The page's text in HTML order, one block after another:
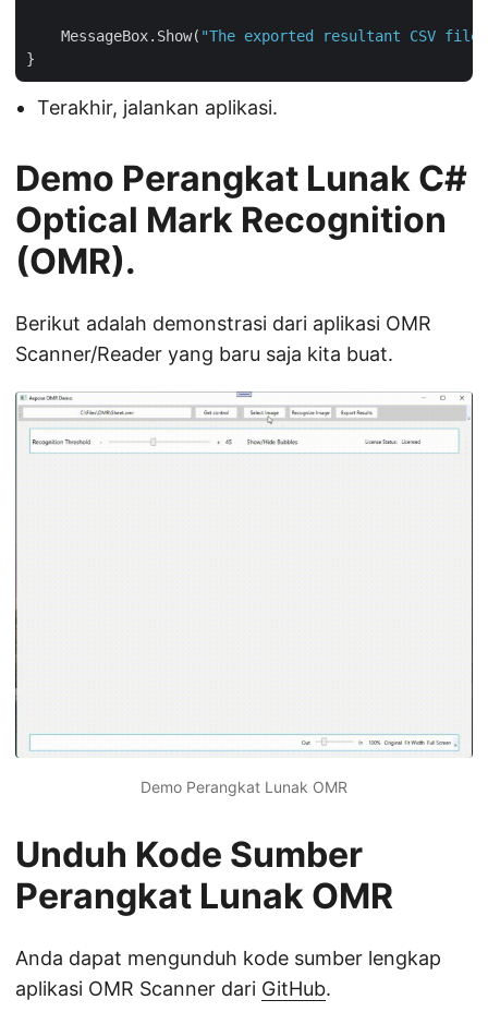
    MessageBox.Show(
"The exported resultant CSV
Terakhir, jalankan aplikasi.
Demo Perangkat Lunak C#
Optical Mark Recognition
(OMR).
Berikut adalah demonstrasi dari aplikasi OMR
Scanner/Reader yang baru saja kita buat.
Demo Perangkat Lunak OMR
Unduh Kode Sumber
Perangkat Lunak OMR
Anda dapat mengunduh kode sumber lengkap
aplikasi OMR Scanner dari GitHub.